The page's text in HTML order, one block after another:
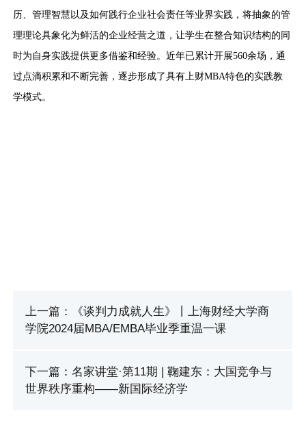
历、管理智慧以及如何践行企业社会责任等业界实践，将抽象的管
理理论具象化为鲜活的企业经营之道，让学生在整合知识结构的同
时为自身实践提供更多借鉴和经验。近年已累计开展560余场，通
过点滴积累和不断完善，逐步形成了具有上财MBA特色的实践教
学模式。
上一篇：《谈判力成就人生》丨上海财经大学商
学院2024届MBA/EMBA毕业季重温一课
下一篇：名家讲堂·第11期 | 鞠建东：大国竞争与
世界秩序重构——新国际经济学